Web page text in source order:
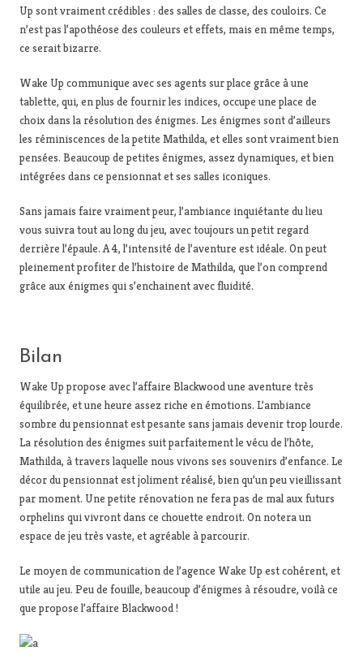
Up sont vraiment crédibles : des salles de classe, des couloirs. Ce
n’est pas l’apothéose des couleurs et effets, mais en même temps,
ce serait bizarre.
Wake Up communique avec ses agents sur place grâce à une
tablette, qui, en plus de fournir les indices, occupe une place de
choix dans la résolution des énigmes. Les énigmes sont d’ailleurs
les réminiscences de la petite Mathilda, et elles sont vraiment bien
pensées. Beaucoup de petites énigmes, assez dynamiques, et bien
intégrées dans ce pensionnat et ses salles iconiques.
Sans jamais faire vraiment peur, l’ambiance inquiétante du lieu
vous suivra tout au long du jeu, avec toujours un petit regard
derrière l’épaule. A 4, l’intensité de l’aventure est idéale. On peut
pleinement profiter de l’histoire de Mathilda, que l’on comprend
grâce aux énigmes qui s’enchainent avec fluidité.
Bilan
Wake Up propose avec l’affaire Blackwood une aventure très
équilibrée, et une heure assez riche en émotions. L’ambiance
sombre du pensionnat est pesante sans jamais devenir trop lourde.
La résolution des énigmes suit parfaitement le vécu de l’hôte,
Mathilda, à travers laquelle nous vivons ses souvenirs d’enfance. Le
décor du pensionnat est joliment réalisé, bien qu’un peu vieillissant
par moment. Une petite rénovation ne fera pas de mal aux futurs
orphelins qui vivront dans ce chouette endroit. On notera un
espace de jeu très vaste, et agréable à parcourir.
Le moyen de communication de l’agence Wake Up est cohérent, et
utile au jeu. Peu de fouille, beaucoup d’énigmes à résoudre, voilà ce
que propose l’affaire Blackwood !